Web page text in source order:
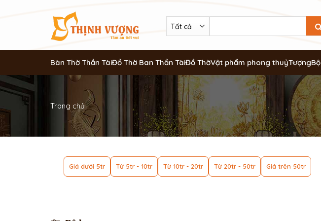
Bàn Thờ Thần TàiĐồ Thờ Ban Thần TàiĐồ ThờVật phẩm phong thuỷTượng
Trang chủ
Giá dưới 5tr Từ 5tr - 10tr Từ 10tr - 20tr Từ 20tr - 50tr Giá trên 50tr